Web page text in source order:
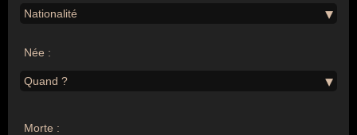
Nationalité
Née :
Quand ?
Morte :